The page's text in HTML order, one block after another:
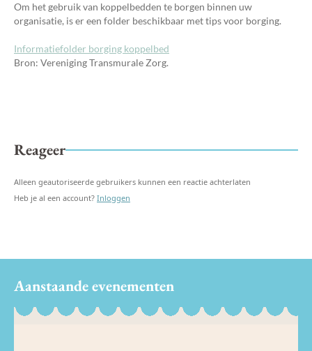
Om het gebruik van koppelbedden te borgen binnen uw
organisatie, is er een folder beschikbaar met tips voor borging.
Informatiefolder borging koppelbed
Bron: Vereniging Transmurale Zorg.
Reageer
Alleen geautoriseerde gebruikers kunnen een reactie achterlaten
Heb je al een account? Inloggen
Aanstaande evenementen